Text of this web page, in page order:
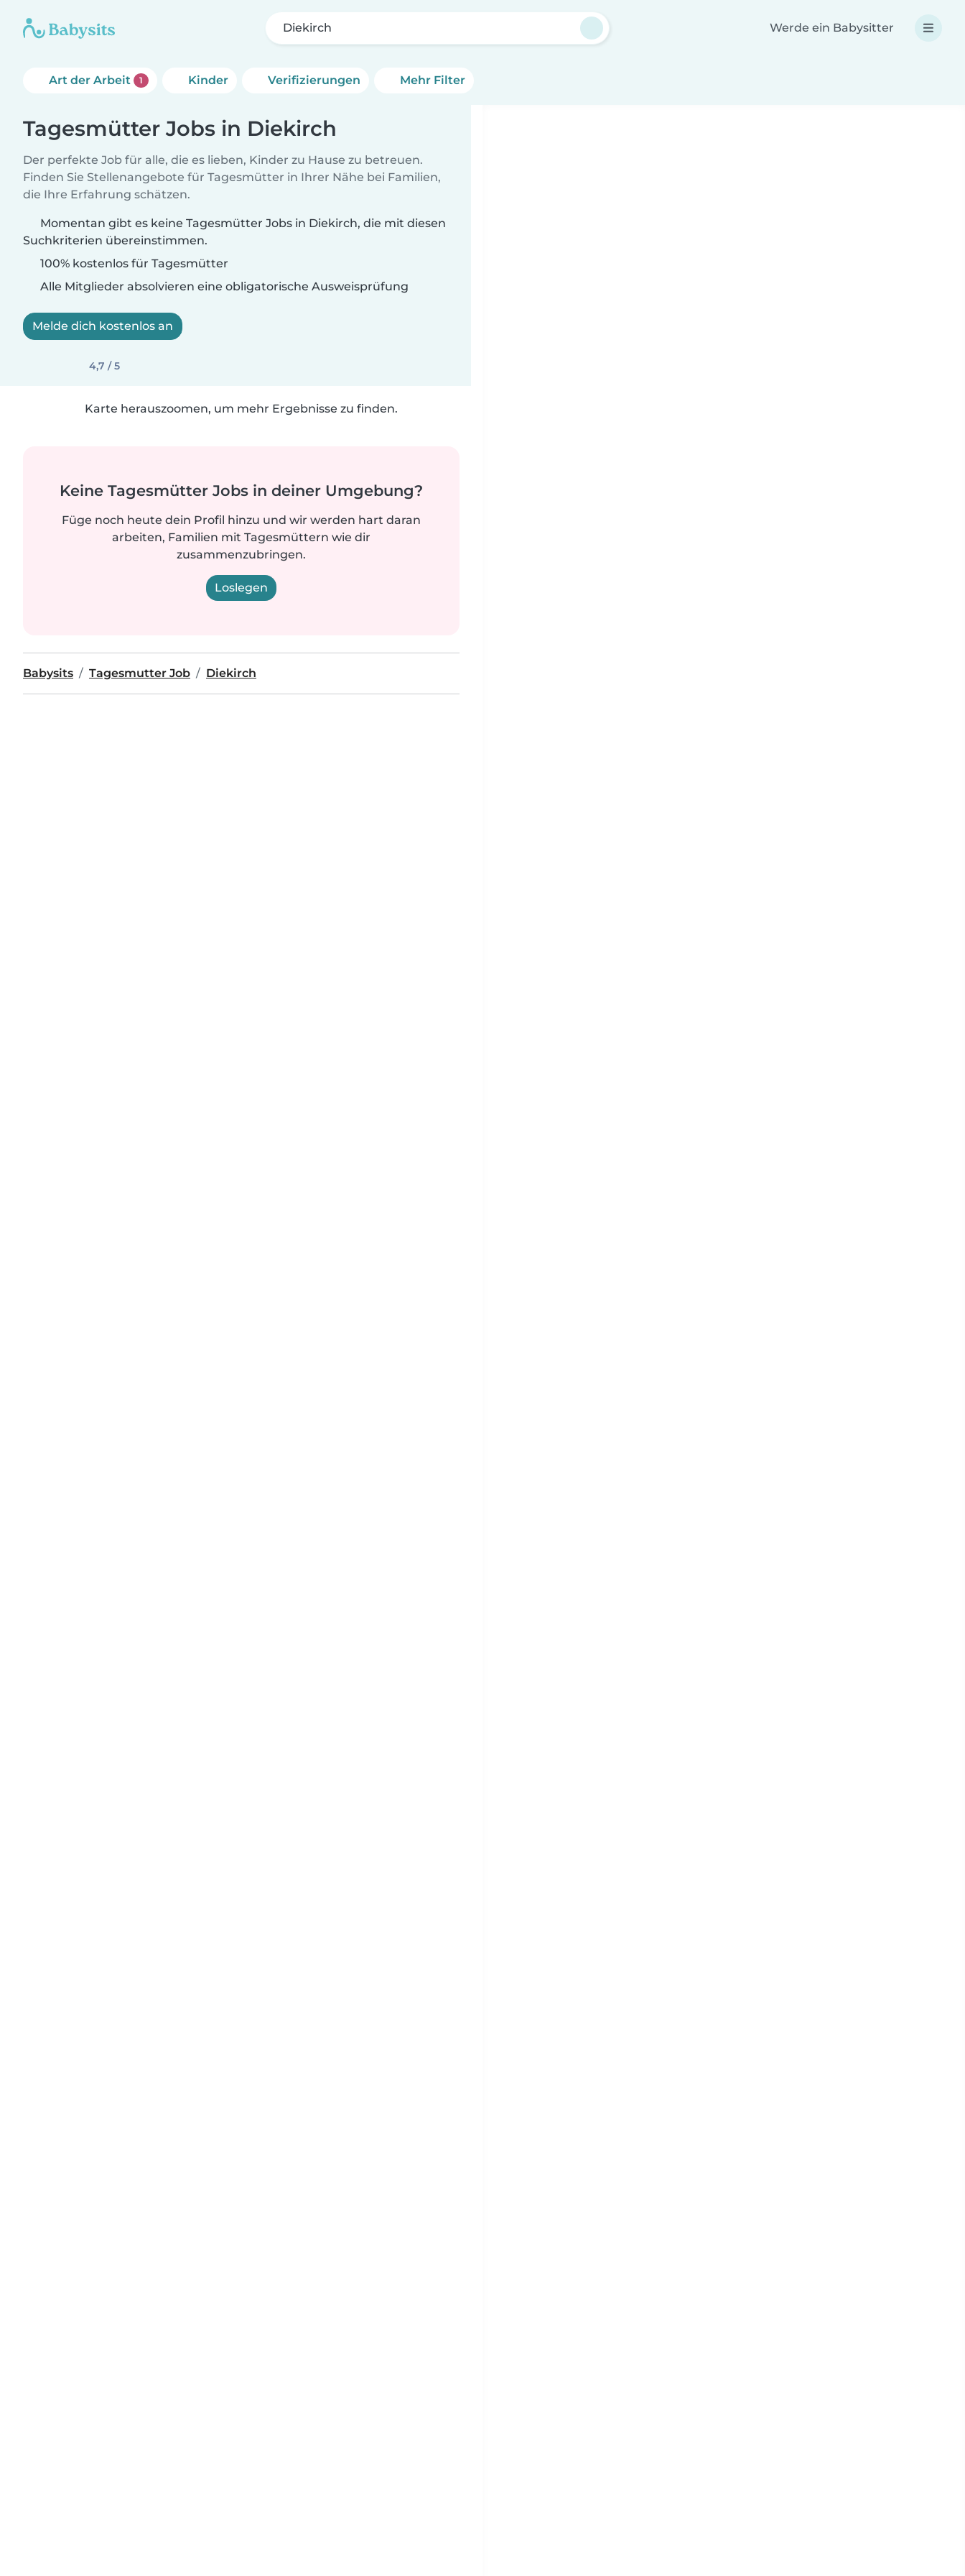
Diekirch Werde ein Babysitter
Art der Arbeit 1 Kinder Verifizierungen Mehr Filter
Tagesmütter Jobs in Diekirch
Der perfekte Job für alle, die es lieben, Kinder zu Hause zu betreuen.
Finden Sie Stellenangebote für Tagesmütter in Ihrer Nähe bei Familien,
die Ihre Erfahrung schätzen.
Momentan gibt es keine Tagesmütter Jobs in Diekirch, die mit diesen
Suchkriterien übereinstimmen.
100% kostenlos für Tagesmütter
Alle Mitglieder absolvieren eine obligatorische Ausweisprüfung
Melde dich kostenlos an
4,7 / 5
Karte herauszoomen, um mehr Ergebnisse zu finden.
Keine Tagesmütter Jobs in deiner Umgebung?
Füge noch heute dein Profil hinzu und wir werden hart daran
arbeiten, Familien mit Tagesmüttern wie dir
zusammenzubringen.
Loslegen
Babysits Tagesmutter Job Diekirch